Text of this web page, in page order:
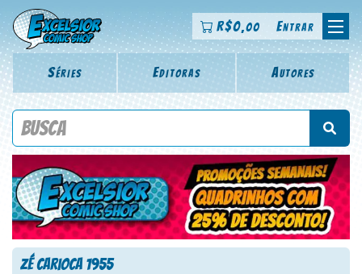
R$0,00 Entrar
Séries Editoras Autores
Procure por título da revista, personagem, série, escritor,
Zé Carioca 1955